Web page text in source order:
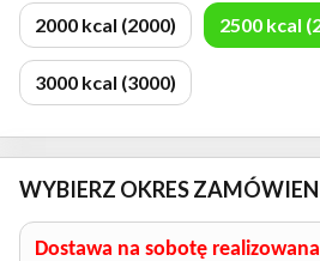
2000 kcal (2000) 2500 kcal
3000 kcal (3000)
WYBIERZ OKRES
Dostawa na sobotę